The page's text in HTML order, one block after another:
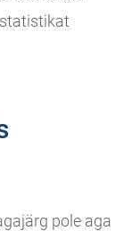
pole aga